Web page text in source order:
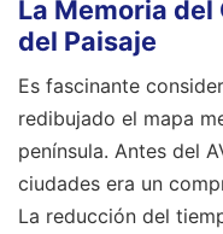
La Memoria del
del Paisaje
Es fascinante
redibujado el mapa
península. Antes del
ciudades era un
La reducción del